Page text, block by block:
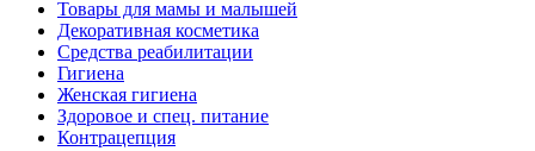
Товары для мамы и малышей
Декоративная косметика
Средства реабилитации
Гигиена
Женская гигиена
Здоровое и спец. питание
Контрацепция